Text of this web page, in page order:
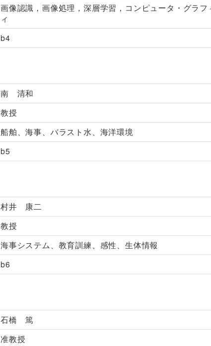
画像認識，画像処理，深層学習，コンピュータ・グラ
ィ
b4
南 清和
教授
船舶、海事、バラスト水、海洋環境
b5
村井 康二
教授
海事システム、教育訓練、感性、生体情報
b6
石橋 篤
准教授